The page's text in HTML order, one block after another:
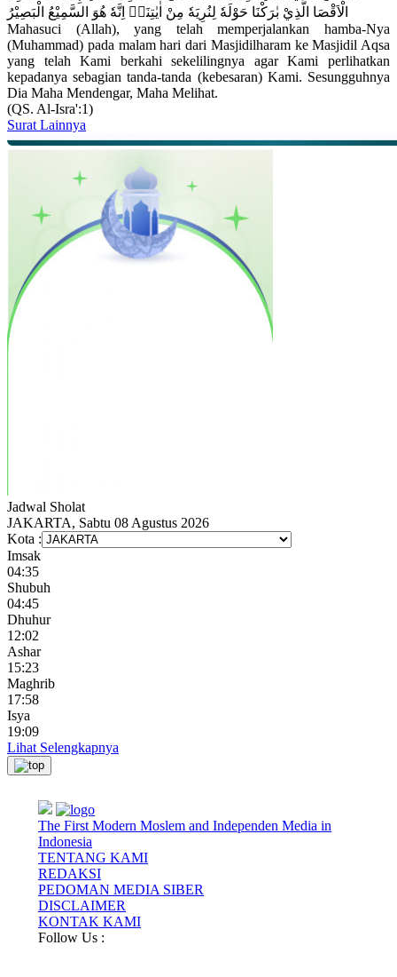
الْاَقْصَا الَّذِيْ بٰرَكْنَا حَوْلَهٗ لِنُرِيَهٗ مِنْ اٰيٰتِنَاۗ اِنَّهٗ هُوَ السَّمِيْعُ الْبَصِيْرُ
Mahasuci (Allah), yang telah memperjalankan hamba-Nya
(Muhammad) pada malam hari dari Masjidilharam ke Masjidil Aqsa
yang telah Kami berkahi sekelilingnya agar Kami perlihatkan
kepadanya sebagian tanda-tanda (kebesaran) Kami. Sesungguhnya
Dia Maha Mendengar, Maha Melihat.
(QS. Al-Isra':1)
Surat Lainnya
Jadwal Sholat
JAKARTA, Sabtu 08 Agustus 2026
Kota :
Imsak
04:35
Shubuh
04:45
Dhuhur
12:02
Ashar
15:23
Maghrib
17:58
Isya
19:09
Lihat Selengkapnya
The First Modern Moslem and Independen Media in
Indonesia
TENTANG KAMI
REDAKSI
PEDOMAN MEDIA SIBER
DISCLAIMER
KONTAK KAMI
Follow Us :